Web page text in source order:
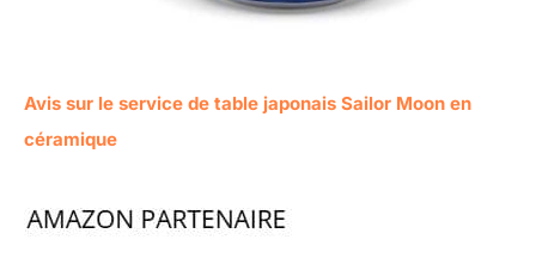
Avis sur le service de table japonais Sailor Moon en
céramique